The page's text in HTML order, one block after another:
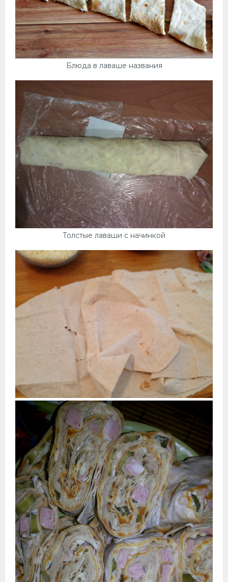
Блюда в лаваше названия
Толстые лаваши с начинкой